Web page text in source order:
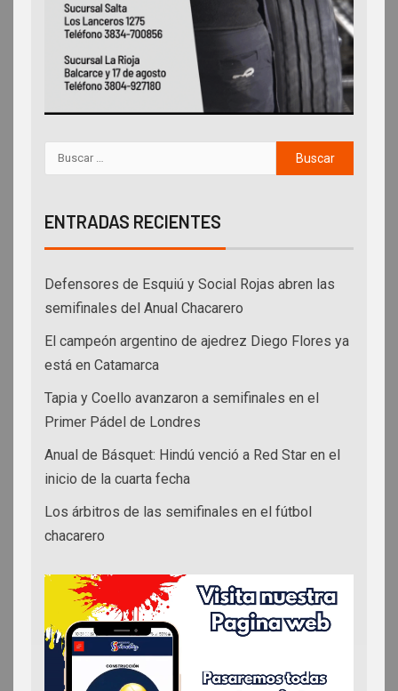
ENTRADAS RECIENTES
Defensores de Esquiú y Social Rojas abren las
semifinales del Anual Chacarero
El campeón argentino de ajedrez Diego Flores ya
está en Catamarca
Tapia y Coello avanzaron a semifinales en el
Primer Pádel de Londres
Anual de Básquet: Hindú venció a Red Star en el
inicio de la cuarta fecha
Los árbitros de las semifinales en el fútbol
chacarero